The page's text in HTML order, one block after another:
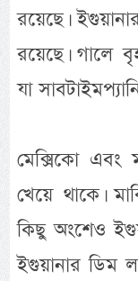
রয়েছে।
রয়েছে। গালে
যা
মেক্সিকো এবং
খেয়ে থাকে।
কিছু অংশেও
ইগুয়ানার ডিম